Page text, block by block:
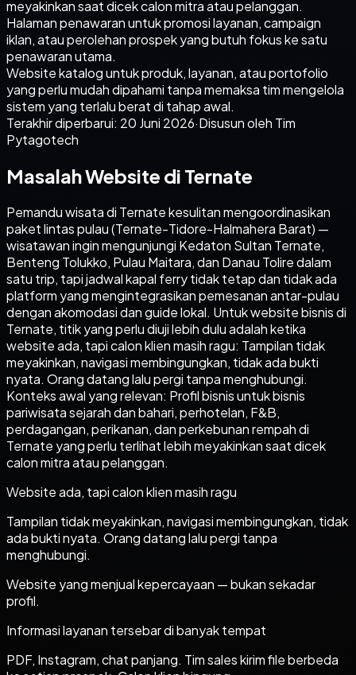
meyakinkan saat dicek calon mitra atau pelanggan.
Halaman penawaran untuk promosi layanan, campaign
iklan, atau perolehan prospek yang butuh fokus ke satu
penawaran utama.
Website katalog untuk produk, layanan, atau portofolio
yang perlu mudah dipahami tanpa memaksa tim mengelola
sistem yang terlalu berat di tahap awal.
Terakhir diperbarui: 20 Juni 2026·Disusun oleh Tim
Pytagotech
Masalah Website di Ternate
Pemandu wisata di Ternate kesulitan mengoordinasikan
paket lintas pulau (Ternate-Tidore-Halmahera Barat) —
wisatawan ingin mengunjungi Kedaton Sultan Ternate,
Benteng Tolukko, Pulau Maitara, dan Danau Tolire dalam
satu trip, tapi jadwal kapal ferry tidak tetap dan tidak ada
platform yang mengintegrasikan pemesanan antar-pulau
dengan akomodasi dan guide lokal. Untuk website bisnis di
Ternate, titik yang perlu diuji lebih dulu adalah ketika
website ada, tapi calon klien masih ragu: Tampilan tidak
meyakinkan, navigasi membingungkan, tidak ada bukti
nyata. Orang datang lalu pergi tanpa menghubungi.
Konteks awal yang relevan: Profil bisnis untuk bisnis
pariwisata sejarah dan bahari, perhotelan, F&B,
perdagangan, perikanan, dan perkebunan rempah di
Ternate yang perlu terlihat lebih meyakinkan saat dicek
calon mitra atau pelanggan.
Website ada, tapi calon klien masih ragu
Tampilan tidak meyakinkan, navigasi membingungkan, tidak
ada bukti nyata. Orang datang lalu pergi tanpa
menghubungi.
Website yang menjual kepercayaan — bukan sekadar
profil.
Informasi layanan tersebar di banyak tempat
PDF, Instagram, chat panjang. Tim sales kirim file berbeda